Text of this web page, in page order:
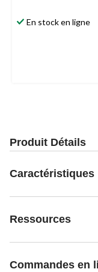
En stock en ligne
Produit Détails
Caractéristiques
Ressources
Commandes en